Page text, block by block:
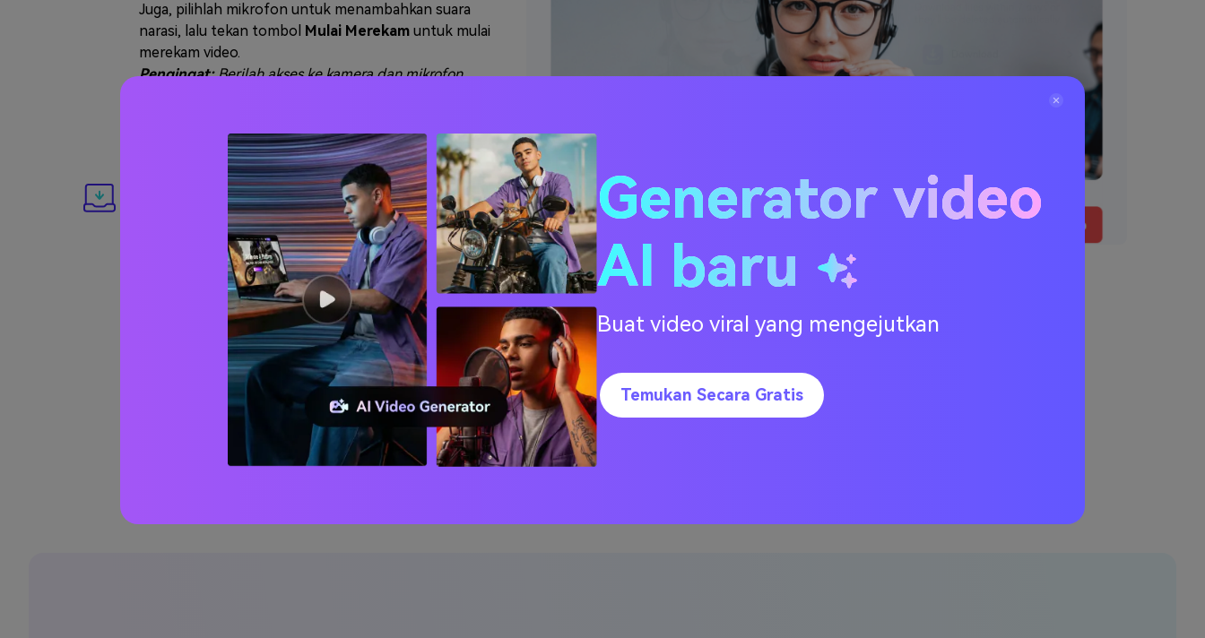
Juga, pilihlah mikrofon untuk menambahkan suara
narasi, lalu tekan tombol Mulai Merekam untuk mulai
merekam video.
Pengingat:Berilah akses ke kamera dan mikrofon
Langkah 3. Rekaman Video Dengan Kamera Web
Bila Anda sudah puas, tekanStop. Kini Anda bisa
mengunduh video tersebut atauEditlebih lanjut di
Rekam Kamera Web Sekarang Tambahkan Ke Chrome
Generator video
AI baru
Buat video viral yang mengejutkan
Temukan Secara Gratis